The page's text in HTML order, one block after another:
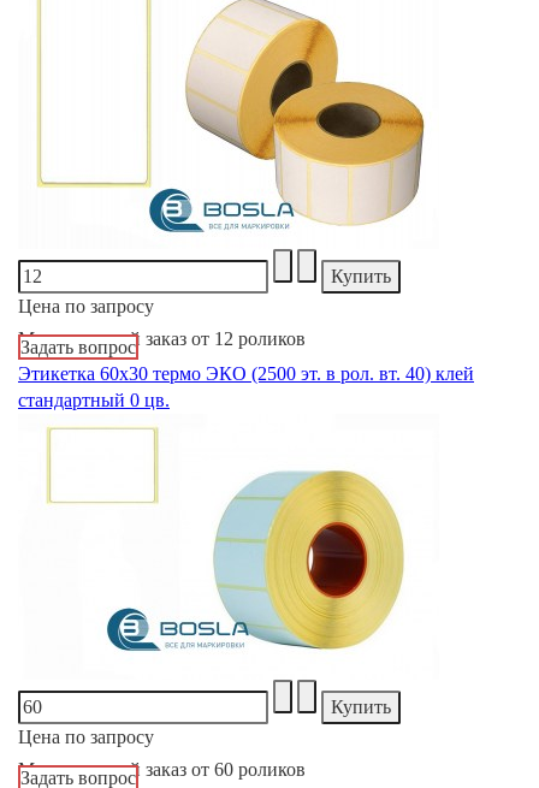
Цена по запросу
Минимальный заказ от 12 роликов
Задать вопрос
Этикетка 60х30 термо ЭКО (2500 эт. в рол. вт. 40) клей
стандартный 0 цв.
Цена по запросу
Минимальный заказ от 60 роликов
Задать вопрос